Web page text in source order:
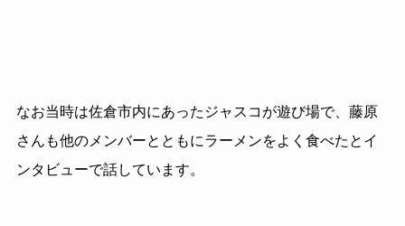
なお当時は佐倉市内にあったジャスコが遊び場で、藤原
さんも他のメンバーとともにラーメンをよく食べたとイ
ンタビューで話しています。